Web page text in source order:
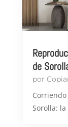
de
por
Sorolla: